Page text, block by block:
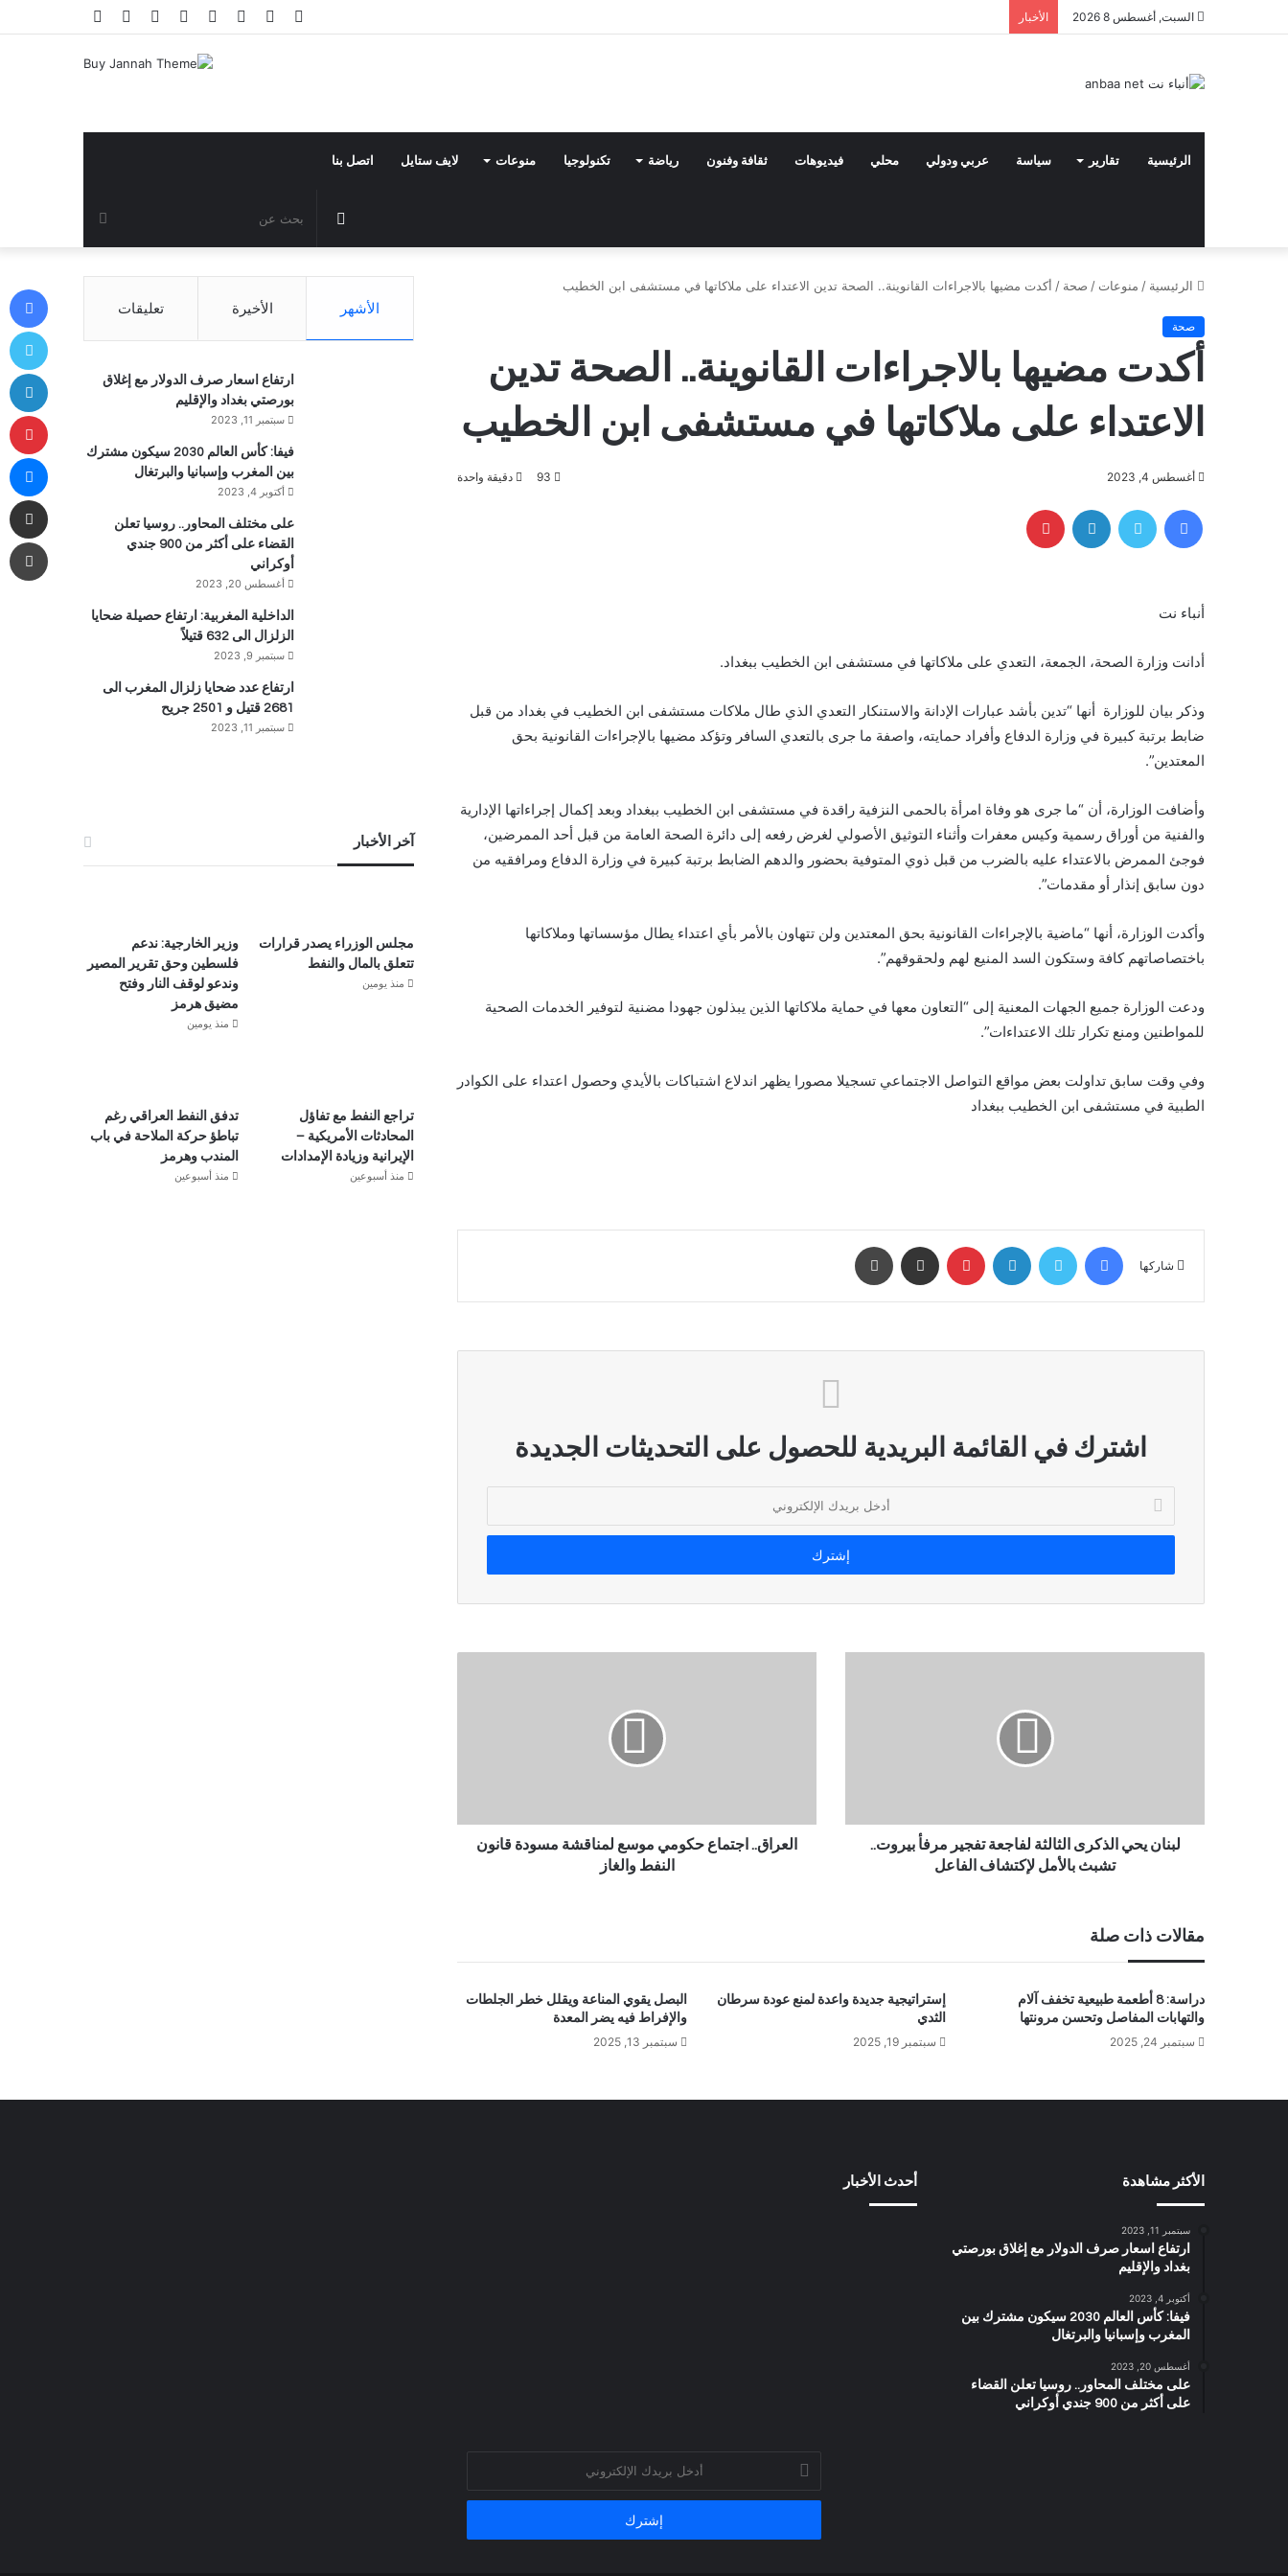
السبت, أغسطس 8 2026 الأخبار
مقال تسجيل تيلقرام
انستقرام يوتيوب تويترفيسبوك
الرئيسية تقارير سياسة عربي ودولي محلي فيديوهات ثقافة وفنون رياضة تكنولوجيا منوعات لايف ستايل اتصل بنا
عن عشوائي
الرئيسية / منوعات / صحة / أكدت مضيها بالاجراءات القانوينة.. الصحة تدين الاعتداء على ملاكاتها في مستشفى ابن الخطيب
صحة
أكدت مضيها بالاجراءات القانوينة.. الصحة تدين
الاعتداء على ملاكاتها في مستشفى ابن الخطيب
أغسطس 4, 2023 93 دقيقة واحدة
فيسبوك تويتر لينكدإن
أنباء نت
أدانت وزارة الصحة، الجمعة، التعدي على ملاكاتها في مستشفى ابن الخطيب ببغداد.
وذكر بيان للوزارة أنها “تدين بأشد عبارات الإدانة والاستنكار التعدي الذي طال ملاكات مستشفى ابن الخطيب في بغداد من قبل
ضابط برتبة كبيرة في وزارة الدفاع وأفراد حمايته، واصفة ما جرى بالتعدي السافر وتؤكد مضيها بالإجراءات القانونية بحق
المعتدين”.
وأضافت الوزارة، أن “ما جرى هو وفاة امرأة بالحمى النزفية راقدة في مستشفى ابن الخطيب ببغداد وبعد إكمال إجراءاتها الإدارية
والفنية من أوراق رسمية وكيس معفرات وأثناء التوثيق الأصولي لغرض رفعه إلى دائرة الصحة العامة من قبل أحد الممرضين،
فوجئ الممرض بالاعتداء عليه بالضرب من قبل ذوي المتوفية بحضور والدهم الضابط برتبة كبيرة في وزارة الدفاع ومرافقيه من
دون سابق إنذار أو مقدمات”.
وأكدت الوزارة، أنها “ماضية بالإجراءات القانونية بحق المعتدين ولن تتهاون بالأمر بأي اعتداء يطال مؤسساتها وملاكاتها
باختصاصاتهم كافة وستكون السد المنيع لهم ولحقوقهم”.
ودعت الوزارة جميع الجهات المعنية إلى “التعاون معها في حماية ملاكاتها الذين يبذلون جهودا مضنية لتوفير الخدمات الصحية
للمواطنين ومنع تكرار تلك الاعتداءات”.
وفي وقت سابق تداولت بعض مواقع التواصل الاجتماعي تسجيلا مصورا يظهر اندلاع اشتباكات بالأيدي وحصول اعتداء على الكوادر
الطبية في مستشفى ابن الخطيب ببغداد
شاركها
فيسبوك تويتر لينكدإن بينتيريست مشاركة عبر البريد
اشترك في القائمة البريدية للحصول على التحديثات الجديدة
بريدك
الإلكتروني
لبنان يحي الذكرى الثالثة لفاجعة تفجير مرفأ بيروت..
تشبث بالأمل لإكتشاف الفاعل
العراق.. اجتماع حكومي موسع لمناقشة مسودة قانون
النفط والغاز
مقالات ذات صلة
دراسة: 8 أطعمة طبيعية تخفف آلام
والتهابات المفاصل وتحسن مرونتها
سبتمبر 24, 2025
إستراتيجية جديدة واعدة لمنع عودة سرطان
الثدي
سبتمبر 19, 2025
البصل يقوي المناعة ويقلل خطر الجلطات
والإفراط فيه يضر المعدة
سبتمبر 13, 2025
الأشهر الأخيرة تعليقات
ارتفاع اسعار صرف الدولار مع إغلاق
بورصتي بغداد والإقليم
سبتمبر 11, 2023
فيفا: كأس العالم 2030 سيكون مشترك
بين المغرب وإسبانيا والبرتغال
أكتوبر 4, 2023
على مختلف المحاور.. روسيا تعلن
القضاء على أكثر من 900 جندي
أوكراني
أغسطس 20, 2023
الداخلية المغربية: ارتفاع حصيلة ضحايا
الزلزال الى 632 قتيلاً
سبتمبر 9, 2023
ارتفاع عدد ضحايا زلزال المغرب الى
2681 قتيل و 2501 جريح
سبتمبر 11, 2023
آخر الأخبار
مجلس الوزراء يصدر قرارات
تتعلق بالمال والنفط
منذ يومين
وزير الخارجية: ندعم
فلسطين وحق تقرير المصير
وندعو لوقف النار وفتح
مضيق هرمز
منذ يومين
تراجع النفط مع تفاؤل
المحادثات الأمريكية –
الإيرانية وزيادة الإمدادات
منذ أسبوعين
تدفق النفط العراقي رغم
تباطؤ حركة الملاحة في باب
المندب وهرمز
منذ أسبوعين
الأكثر مشاهدة
سبتمبر 11, 2023
ارتفاع اسعار صرف الدولار مع إغلاق بورصتي
بغداد والإقليم
أكتوبر 4, 2023
فيفا: كأس العالم 2030 سيكون مشترك بين
المغرب وإسبانيا والبرتغال
أغسطس 20, 2023
على مختلف المحاور.. روسيا تعلن القضاء
على أكثر من 900 جندي أوكراني
أحدث الأخبار
بريدك
الإلكتروني